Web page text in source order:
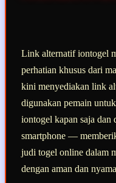
Link alternatif iontogel
perhatian khusus dari
kini menyediakan link
digunakan pemain
iontogel kapan saja dan
smartphone —
judi togel online dalam
dengan aman dan